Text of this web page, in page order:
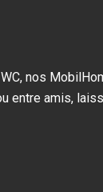
nos
entre amis,